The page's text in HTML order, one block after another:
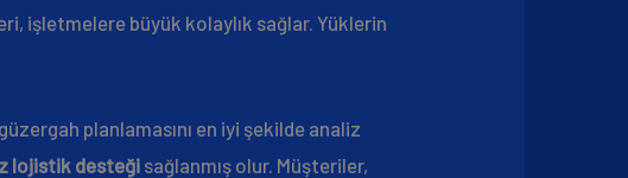
işletmelere büyük kolaylık sağlar. Yüklerin
planlamasını en iyi şekilde analiz
lojistik desteği sağlanmış olur. Müşteriler,